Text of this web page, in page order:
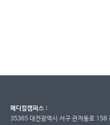
메디컬캠퍼스 :
35365 대전광역시 서구 관저동로 158